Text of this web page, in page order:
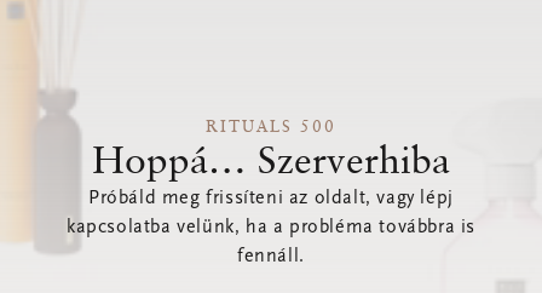
RITUALS 500
Hoppá… Szerverhiba
Próbáld meg frissíteni az oldalt, vagy lépj
kapcsolatba velünk, ha a probléma továbbra is
fennáll.